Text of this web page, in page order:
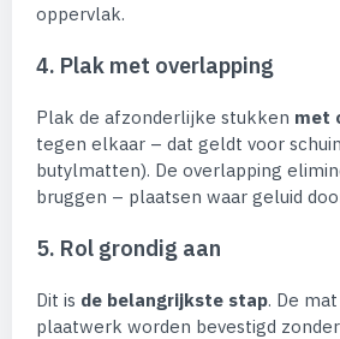
oppervlak.
4. Plak met overlapping
Plak de afzonderlijke stukken met
tegen elkaar – dat geldt voor
butylmatten). De overlapping
bruggen – plaatsen waar geluid
5. Rol grondig aan
Dit is de belangrijkste stap. De
plaatwerk worden bevestigd